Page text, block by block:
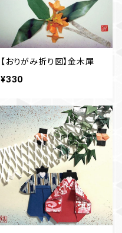
【おりがみ折り図】金木犀
¥330